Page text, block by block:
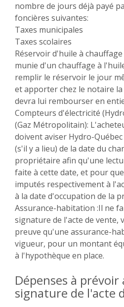
nombre de jours déjà payé
foncières suivantes:
Taxes municipales
Taxes scolaires
Réservoir d'huile à
munie d'un chauffage à
remplir le réservoir le jour
et apporter chez le notaire
devra lui rembourser en
Compteurs d'électricité
(Gaz Métropolitain):
doivent aviser Hydro-
(s'il y a lieu) de la date du
propriétaire afin qu'une
faite à cette date, et pour
imputés respectivement à
à la date d'occupation de la
Assurance-habitation :Il ne
signature de l'acte de vente,
preuve qu'une assurance-
vigueur, pour un montant
à l'hypothèque en place.
Dépenses à prévoir
signature de l'acte